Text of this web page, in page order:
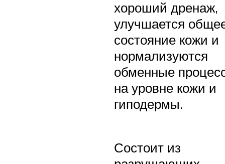
хороший дренаж,
улучшается
состояние кожи и
нормализуются
обменные
на уровне кожи и
гиподермы.
Состоит из